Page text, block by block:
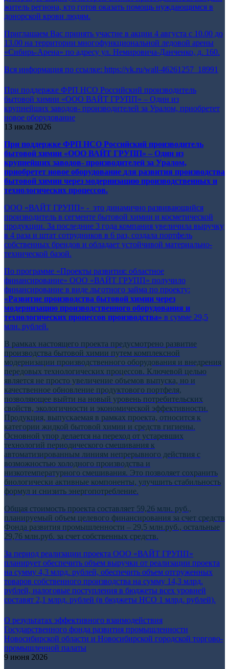
житель региона, кто готов оказать помощь нуждающимся в
донорской крови людям.
Приглашаем Вас принять участие в акции 4 августа с 10.00 до
13.00 на территории многофункциональной ледовой арены
«Сибирь-Арена» по адресу ул. Немировича-Данченко, д. 160.
Вся информация по ссылке: https://vk.ru/wall-46261257_18991
При поддержке ФРП НСО Российский производитель
бытовой химии «ООО ВАЙТ ГРУПП» – Один из
крупнейших заводов- производителей за Уралом, приобретет
новое оборудование
13 июля 2026
При поддержке ФРП НСО Российский производитель
бытовой химии «ООО ВАЙТ ГРУПП» – Один из
крупнейших заводов- производителей за Уралом,
приобретет новое оборудование для развития производства
бытовой химии через модернизацию производственных и
технологических процессов.
ООО «ВАЙТ ГРУПП» - это динамично развивающийся
производитель в сегменте бытовой химии и косметической
продукции. За последние 3 года компания увеличила выручку
в 4 раза и штат сотрудников в 6 раз, создала портфель
собственных брендов и обладает устойчивой материально-
технической базой.
По программе «Проекты развития: областное
финансирование» ООО «ВАЙТ ГРУПП» получило
финансирование в виде льготного займа по проекту:
«Развитие производства бытовой химии через
модернизацию производственного оборудования и
технологических процессов производства» в сумме 29,5
млн. рублей.
В рамках настоящего проекта предусмотрено развитие
производства бытовой химии путем комплексной
модернизации производственного оборудования и внедрения
передовых технологических процессов. Ключевой целью
является не просто увеличение объемов выпуска, но и
качественное обновление продуктового портфеля,
позволяющее выйти на новый уровень потребительских
свойств, экологичности и экономической эффективности.
Продукция, выпускаемая в рамках проекта, относится к
категории жидкой бытовой химии и средств гигиены.
Основной упор делается на переход от устаревших
технологий периодического смешивания к
автоматизированным линиям непрерывного действия с
возможностью холодного производства и
низкотемпературного смешивания. Это позволяет сохранить
биологически активные компоненты, улучшить стабильность
формул и снизить энергопотребление.
Общая стоимость проекта составляет 59,26 млн. руб.,
планируемый объем целевого финансирования за счет средств
Фонда развития промышленности – 29,5 млн.руб., остальные
29,76 млн.руб. за счет собственных средств.
За период реализации проекта ООО «ВАЙТ ГРУПП»
планирует обеспечить объем выручки от реализации проекта
на сумму 4,3 млрд. рублей, обеспечить объем отгруженных
товаров собственного производства на сумму 14,3 млрд.
рублей, налоговые поступления в бюджеты всех уровней
составят 2,1 млрд. рублей (в бюджеты НСО 1 млрд. рублей).
О результатах эффективного взаимодействия
Государственного фонда развития промышленности
Новосибирской области и Новосибирской городской торгово-
промышленной палаты
9 июня 2026